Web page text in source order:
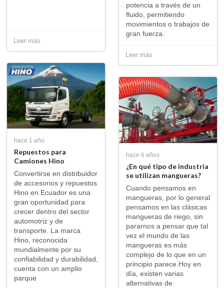
Leer más
potencia a través de un
fluido, permitiendo
movimientos o trabajos de
gran fuerza.
Leer más
hace 1 año
Repuestos para
Camiones Hino
Convertirse en distribuidor
de accesorios y repuestos
Hino en Ecuador es una
gran oportunidad para
crecer dentro del sector
automotriz y de
transporte. La marca
Hino, reconocida
mundialmente por su
confiabilidad y durabilidad,
cuenta con un amplio
parque
hace 6 años
¿En qué tipo de industria
se utilizan mangueras?
Cuando pensamos en
mangueras, por lo general
pensamos en las clásicas
mangueras de riego, sin
pararnos a pensar que tal
vez el mundo de las
mangueras es más
complejo de lo que en un
principio parece.Hoy en
día, existen varias
alternativas de